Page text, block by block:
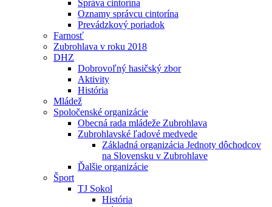
Správa cintorína
Oznamy správcu cintorína
Prevádzkový poriadok
Farnosť
Zubrohlava v roku 2018
DHZ
Dobrovoľný hasičský zbor
Aktivity
História
Mládež
Spoločenské organizácie
Obecná rada mládeže Zubrohlava
Zubrohlavské ľadové medvede
Základná organizácia Jednoty dôchodcov
na Slovensku v Zubrohlave
Ďalšie organizácie
Šport
TJ Sokol
História